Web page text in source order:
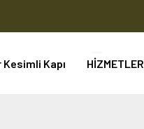
Kesimli Kapı HİZMETLER